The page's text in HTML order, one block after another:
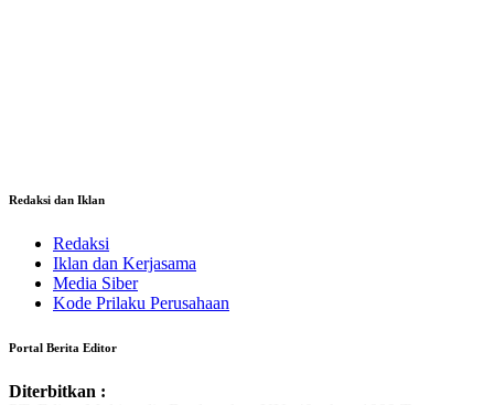
Redaksi dan Iklan
Redaksi
Iklan dan Kerjasama
Media Siber
Kode Prilaku Perusahaan
Portal Berita Editor
Diterbitkan :